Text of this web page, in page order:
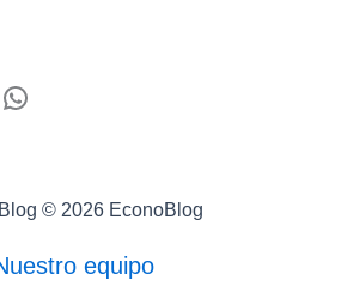
WhatsApp
© 2026 EconoBlog
equipo